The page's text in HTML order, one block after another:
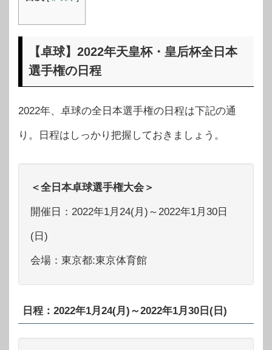
【卓球】2022年天皇杯・皇后杯全日本
選手権の日程
2022年、卓球の全日本選手権の日程は下記の通
り。日程はしっかり把握しておきましょう。
＜全日本卓球選手権大会＞
開催日：2022年1月24(月)～2022年1月30日
(日)
会場：東京都:東京体育館
日程：2022年1月24(月)～2022年1月30日(日)